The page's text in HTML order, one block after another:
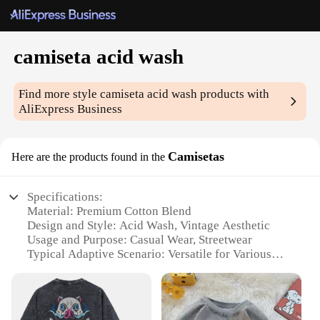
camiseta acid wash
Find more stylecamiseta acid wash products with
AliExpress Business
Here are the products found in the Camisetas
Specifications:
Material: Premium Cotton Blend
Design and Style: Acid Wash, Vintage Aesthetic
Usage and Purpose: Casual Wear, Streetwear
Typical Adaptive Scenario: Versatile for Various
Shape or Size or Weight or Quantity: Standard Fit,
Available in Multiple Sizes
Performance and Property: Durable, Comfortable,